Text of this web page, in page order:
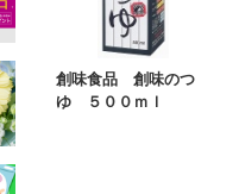
創味食品 創味のつ
ゆ ５００ｍｌ